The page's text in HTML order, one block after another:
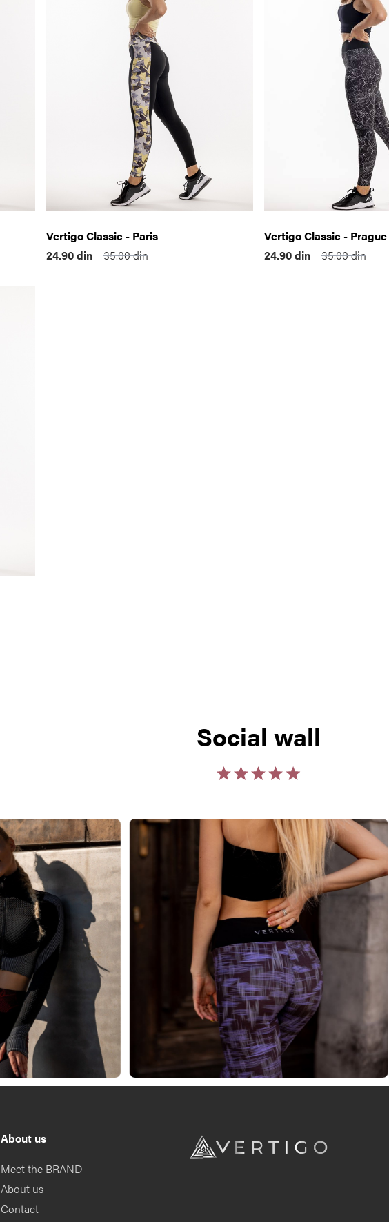
Vertigo Classic - Paris
24.90din 35.00din
Vertigo Classic - Prague
24.90din 35.00din
Social wall
About us
Meet the BRAND
About us
Contact